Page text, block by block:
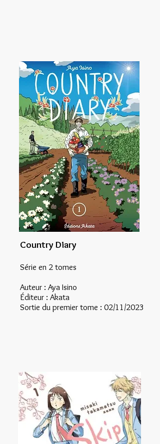
Country Diary
Série en 2 tomes
Auteur : Aya Isino
Éditeur : Akata
Sortie du premier tome : 02/11/2023